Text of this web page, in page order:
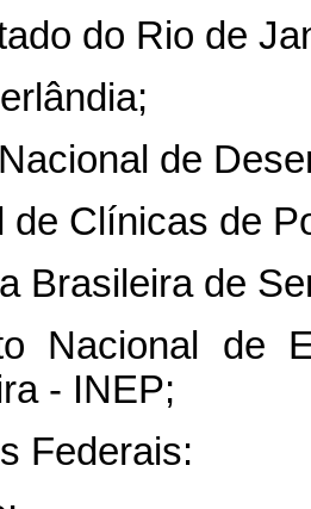
do Rio de
de
de Clínicas de
Brasileira de
Nacional de
- INEP;
Federais: